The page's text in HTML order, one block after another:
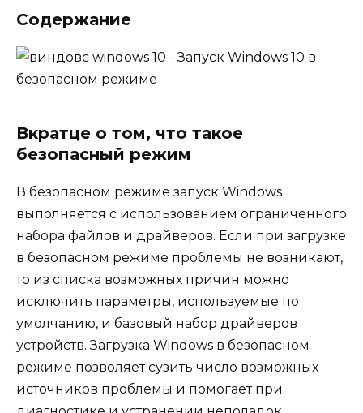
Содержание
Вкратце о том, что такое
безопасный режим
В безопасном режиме запуск Windows
выполняется с использованием ограниченного
набора файлов и драйверов. Если при загрузке
в безопасном режиме проблемы не возникают,
то из списка возможных причин можно
исключить параметры, используемые по
умолчанию, и базовый набор драйверов
устройств. Загрузка Windows в безопасном
режиме позволяет сузить число возможных
источников проблемы и помогает при